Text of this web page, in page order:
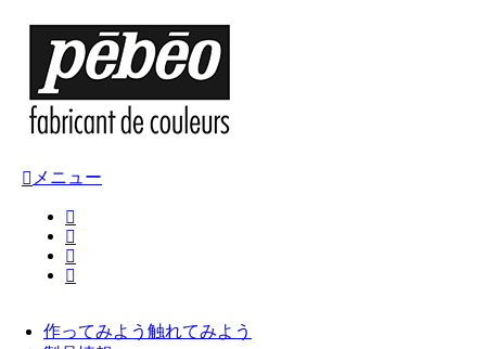
メニュー
作ってみよう 触れてみよう